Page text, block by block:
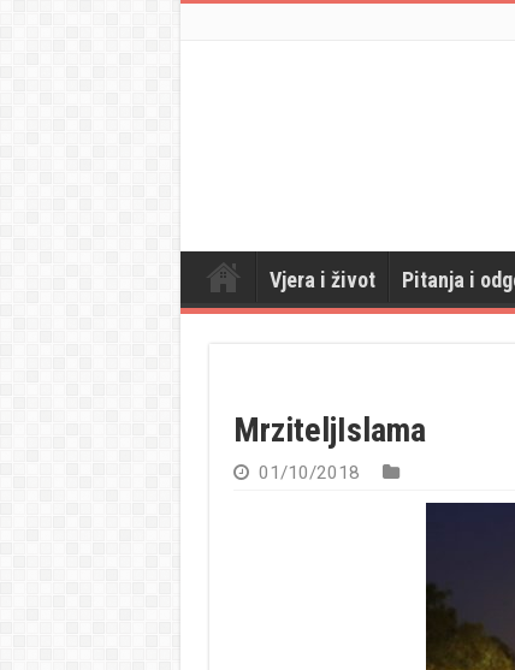
Vjera i život Pitanja i
MrziteljIslama
01/10/2018